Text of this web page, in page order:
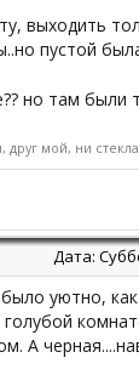
выходить
пустой
но там
мой, ни
Дата:
уютно,
А